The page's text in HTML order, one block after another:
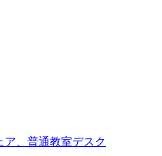
、普通教室デスク